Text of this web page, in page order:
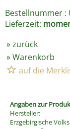
Bestellnummer :
Lieferzeit:
»zurück
»Warenkorb
Angaben zur
Hersteller:
Erzgebirgische